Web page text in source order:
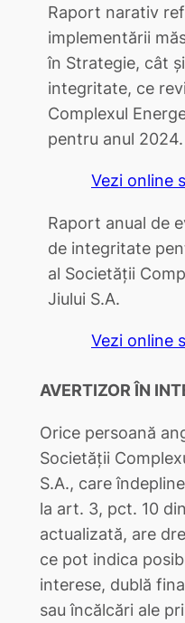
Raport narativ
implementării
în Strategie, cât
integritate, ce
Complexul
pentru anul 2024.
Vezi online
Raport anual de
de integritate
al Societăţii
Jiului S.A.
Vezi online
AVERTIZOR ÎN
Orice persoană
Societății
S.A., care
la art. 3, pct. 10
actualizată, are
ce pot indica
interese, dublă
sau încălcări ale